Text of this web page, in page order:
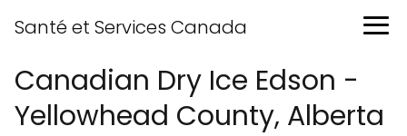
Santé et Services Canada
Canadian Dry Ice Edson -
Yellowhead County, Alberta